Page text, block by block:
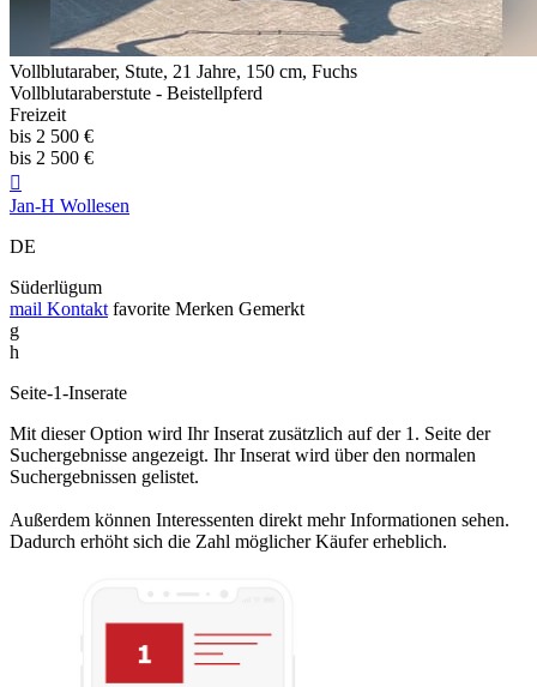
Vollblutaraber, Stute, 21 Jahre, 150 cm, Fuchs
Vollblutaraberstute - Beistellpferd
Freizeit
bis 2 500 €
bis 2 500 €

Jan-H Wollesen
DE
Süderlügum
mail Kontakt favorite Merken Gemerkt
g
h
Seite-1-Inserate
Mit dieser Option wird Ihr Inserat zusätzlich auf der 1. Seite der
Suchergebnisse angezeigt. Ihr Inserat wird über den normalen
Suchergebnissen gelistet.
Außerdem können Interessenten direkt mehr Informationen sehen.
Dadurch erhöht sich die Zahl möglicher Käufer erheblich.